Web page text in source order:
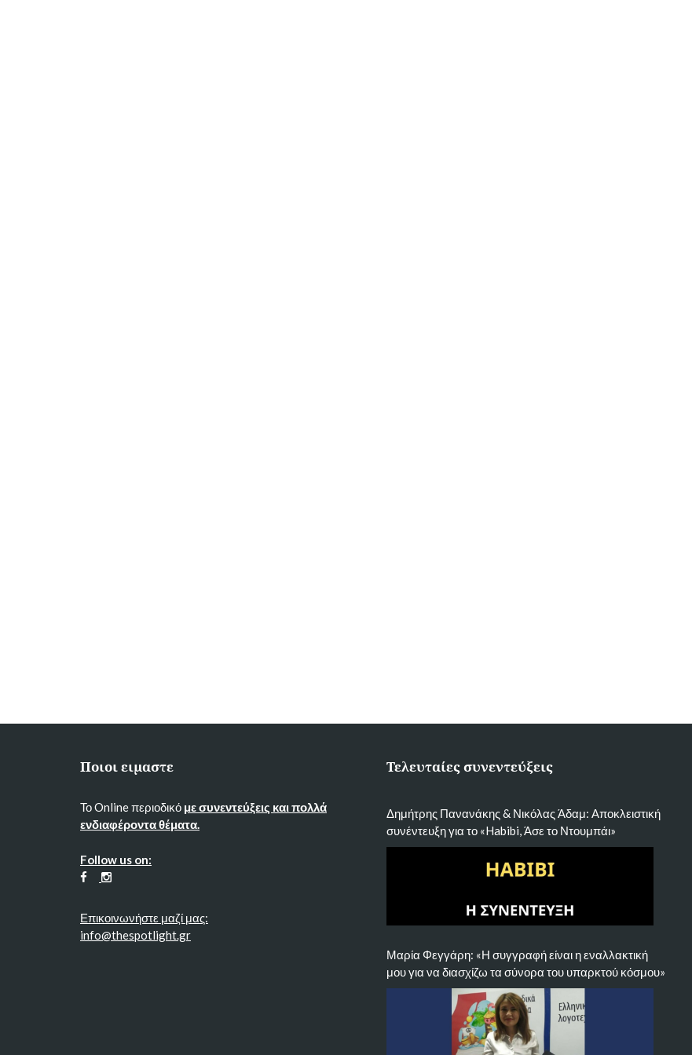
Ποιοι ειμαστε
Το Online περιοδικό με συνεντεύξεις και πολλά
ενδιαφέροντα θέματα.
Follow us on:
Επικοινωνήστε μαζί μας:
info@thespotlight.gr
Τελευταίες συνεντεύξεις
Δημήτρης Πανανάκης & Νικόλας Άδαμ: Αποκλειστική
συνέντευξη για το «Habibi, Άσε το Ντουμπάι»
Μαρία Φεγγάρη: «Η συγγραφή είναι η εναλλακτική
μου για να διασχίζω τα σύνορα του υπαρκτού κόσμου»